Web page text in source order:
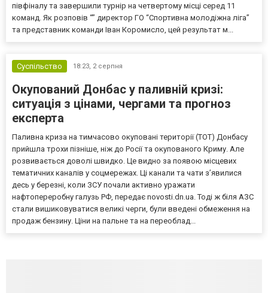
півфіналу та завершили турнір на четвертому місці серед 11
команд. Як розповів “” директор ГО “Спортивна молодіжна ліга”
та представник команди Іван Коромисло, цей результат м...
Суспільство 18:23, 2 серпня
Окупований Донбас у паливній кризі:
ситуація з цінами, чергами та прогноз
експерта
Паливна криза на тимчасово окуповані території (ТОТ) Донбасу
прийшла трохи пізніше, ніж до Росії та окупованого Криму. Але
розвивається доволі швидко. Це видно за появою місцевих
тематичних каналів у соцмережах. Ці канали та чати з’явилися
десь у березні, коли ЗСУ почали активно уражати
нафтопереробну галузь РФ, передає novosti.dn.ua. Тоді ж біля АЗС
стали вишиковуватися великі черги, були введені обмеження на
продаж бензину. Ціни на пальне та на переоблад...